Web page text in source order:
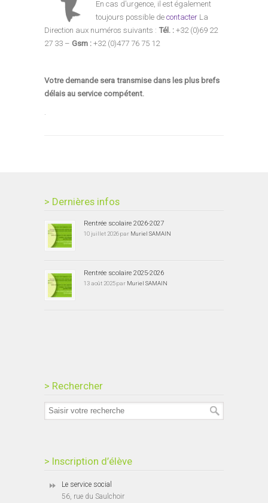
En cas d’urgence, il est également
toujours possible de contacter La
Direction aux numéros suivants : Tél. : +32 (0)69 22
27 33 – Gsm : +32 (0)477 76 75 12
Votre demande sera transmise dans les plus brefs
délais au service compétent.
.
> Dernières infos
Rentrée scolaire 2026-2027
10 juillet 2026 par Muriel SAMAIN
Rentrée scolaire 2025-2026
13 août 2025 par Muriel SAMAIN
> Rechercher
> Inscription d’élève
Le service social
56, rue du Saulchoir